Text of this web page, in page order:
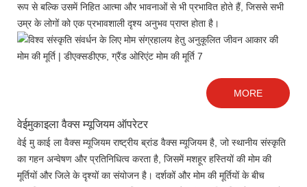
रूप से बल्कि उसमें निहित आत्मा और भावनाओं से भी प्रभावित होते हैं, जिससे सभी
उम्र के लोगों को एक प्रभावशाली दृश्य अनुभव प्राप्त होता है।
MORE
वेईमुकाइला वैक्स म्यूजियम ऑपरेटर
वेई मु काई ला वैक्स म्यूजियम राष्ट्रीय ब्रांड वैक्स म्यूजियम है, जो स्थानीय संस्कृति
का गहन अन्वेषण और प्रतिनिधित्व करता है, जिसमें मशहूर हस्तियों की मोम की
मूर्तियों और जिले के दृश्यों का संयोजन है। दर्शकों और मोम की मूर्तियों के बीच